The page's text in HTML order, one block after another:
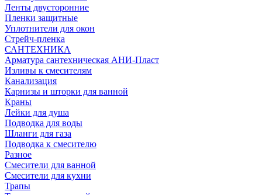
Ленты двусторонние
Пленки защитные
Уплотнители для окон
Стрейч-пленка
САНТЕХНИКА
Арматура сантехническая АНИ-Пласт
Изливы к смесителям
Канализация
Карнизы и шторки для ванной
Краны
Лейки для душа
Подводка для воды
Шланги для газа
Подводка к смесителю
Разное
Смесители для ванной
Смесители для кухни
Трапы